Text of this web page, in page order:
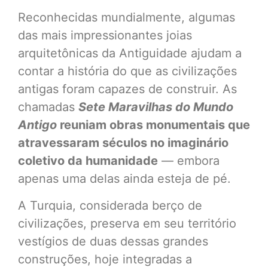
Reconhecidas mundialmente, algumas
das mais impressionantes joias
arquitetônicas da Antiguidade ajudam a
contar a história do que as civilizações
antigas foram capazes de construir. As
chamadas Sete Maravilhas do Mundo
Antigo reuniam obras monumentais que
atravessaram séculos no imaginário
coletivo da humanidade — embora
apenas uma delas ainda esteja de pé.
A Turquia, considerada berço de
civilizações, preserva em seu território
vestígios de duas dessas grandes
construções, hoje integradas a